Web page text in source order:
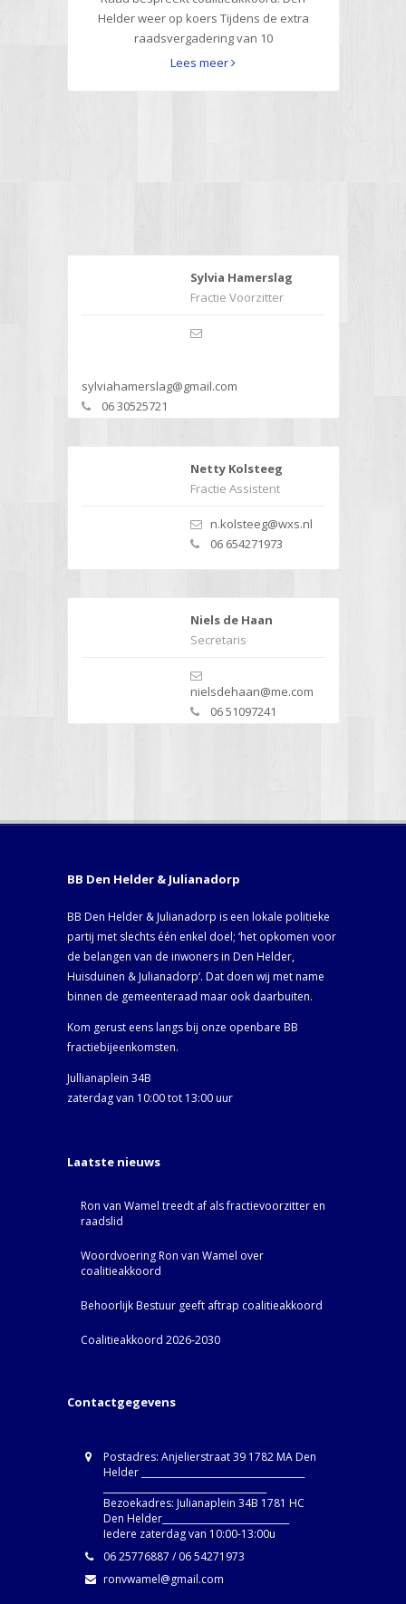
Helder weer op koers Tijdens de extra
raadsvergadering van 10
Lees meer
Sylvia Hamerslag
Fractie Voorzitter
sylviahamerslag@gmail.com
06 30525721
Netty Kolsteeg
Fractie Assistent
n.kolsteeg@wxs.nl
06 654271973
Niels de Haan
Secretaris
nielsdehaan@me.com
06 51097241
BB Den Helder & Julianadorp
BB Den Helder & Julianadorp is een lokale politieke
partij met slechts één enkel doel; ‘het opkomen voor
de belangen van de inwoners in Den Helder,
Huisduinen & Julianadorp‘. Dat doen wij met name
binnen de gemeenteraad maar ook daarbuiten.
Kom gerust eens langs bij onze openbare BB
fractiebijeenkomsten.
Jullianaplein 34B
zaterdag van 10:00 tot 13:00 uur
Laatste nieuws
Ron van Wamel treedt af als fractievoorzitter en
raadslid
Woordvoering Ron van Wamel over
coalitieakkoord
Behoorlijk Bestuur geeft aftrap coalitieakkoord
Coalitieakkoord 2026-2030
Contactgegevens
Postadres: Anjelierstraat 39 1782 MA Den
Helder ____________________________________
Bezoekadres: Julianaplein 34B 1781 HC
Den Helder____________________________
Iedere zaterdag van 10:00-13:00u
06 25776887 / 06 54271973
ronvwamel@gmail.com